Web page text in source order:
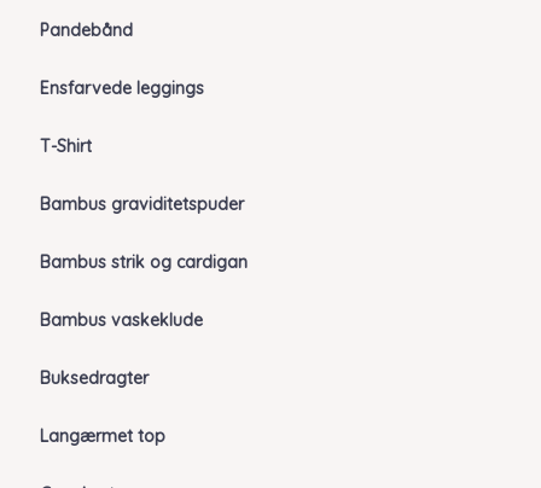
Pandebånd
Ensfarvede leggings
T-Shirt
Bambus graviditetspuder
Bambus strik og cardigan
Bambus vaskeklude
Buksedragter
Langærmet top